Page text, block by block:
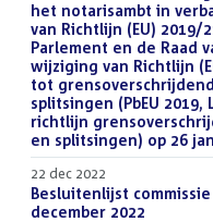
het notarisambt in
van Richtlijn (EU) 2019/
Parlement en de Raad
wijziging van Richtlijn
tot
splitsingen (PbEU
richtlijn
en splitsingen) op 26
22 dec 2022
Download
bestand:
Besluitenlijst
december 2022